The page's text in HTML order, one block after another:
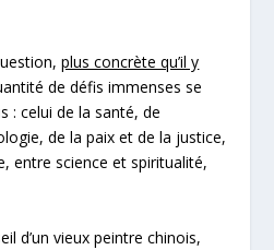
plus concrète qu’il y
de défis immenses se
: celui de la santé, de
de la paix et de la justice,
entre science et spiritualité,
d’un vieux peintre chinois,